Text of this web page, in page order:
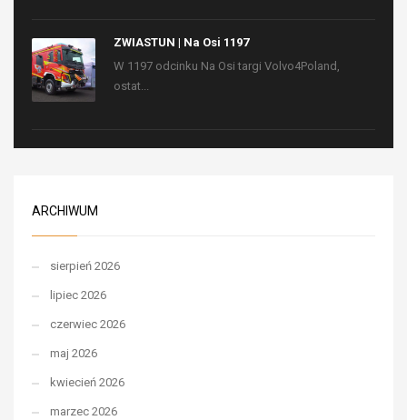
ZWIASTUN | Na Osi 1197
W 1197 odcinku Na Osi targi Volvo4Poland,
ostat...
ARCHIWUM
sierpień 2026
lipiec 2026
czerwiec 2026
maj 2026
kwiecień 2026
marzec 2026